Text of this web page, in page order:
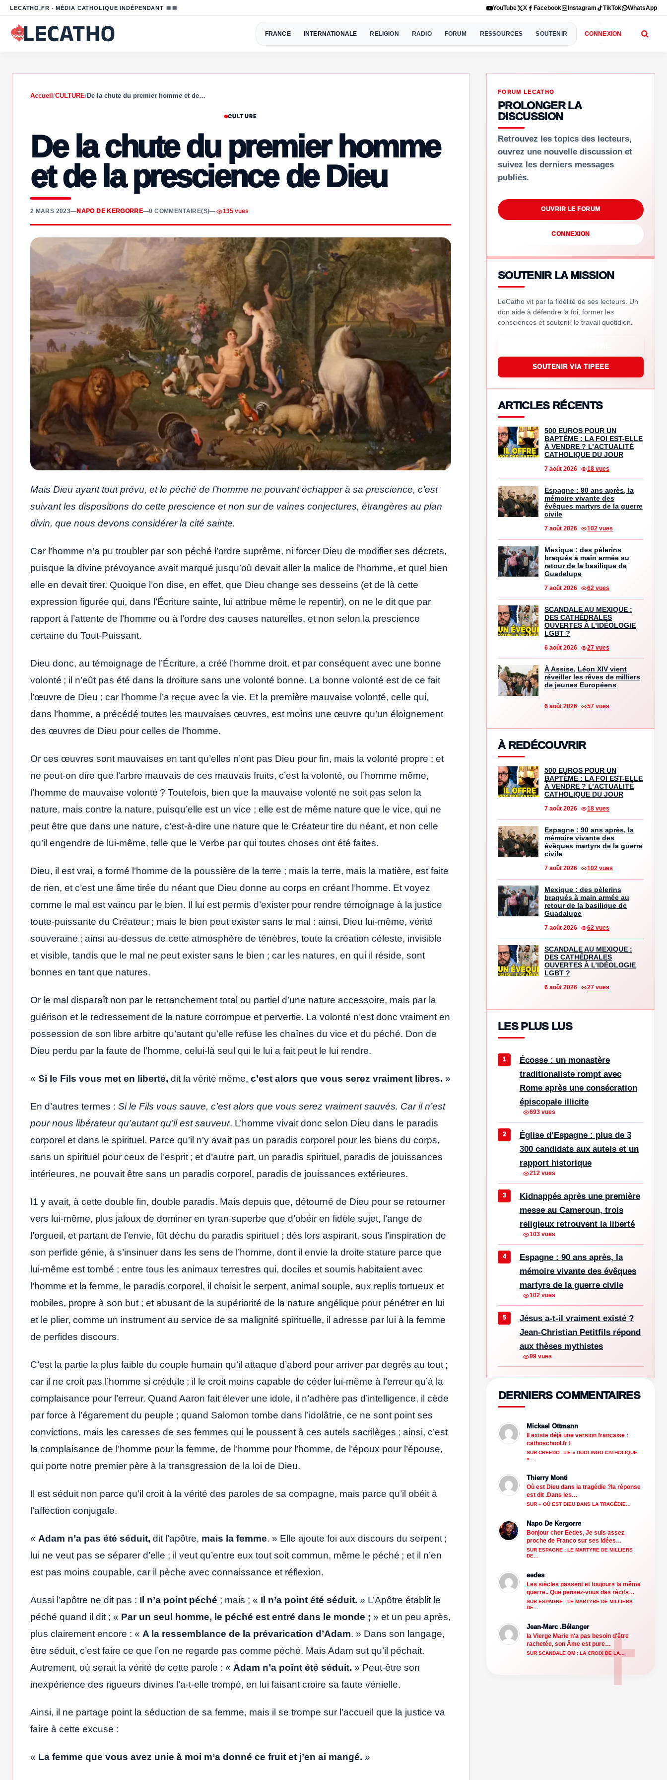
LECATHO.FR - MÉDIA CATHOLIQUE INDÉPENDANT 〓〓 YouTube X Facebook Instagram TikTok WhatsApp
FRANCE INTERNATIONALE RELIGION RADIO FORUM RESSOURCES SOUTENIR CONNEXION
Accueil /CULTURE/De la chute du premier homme et de…
CULTURE
De la chute du premier homme
et de la prescience de Dieu
2 MARS 2023—NAPO DE KERGORRE—0 COMMENTAIRE(S)— 135 vues
Mais Dieu ayant tout prévu, et le péché de l’homme ne pouvant échapper à sa prescience, c’est
suivant les dispositions do cette prescience et non sur de vaines conjectures, étrangères au plan
divin, que nous devons considérer la cité sainte.
Car l’homme n’a pu troubler par son péché l’ordre suprême, ni forcer Dieu de modifier ses décrets,
puisque la divine prévoyance avait marqué jusqu’où devait aller la malice de l’homme, et quel bien
elle en devait tirer. Quoique l’on dise, en effet, que Dieu change ses desseins (et de là cette
expression figurée qui, dans l’Écriture sainte, lui attribue même le repentir), on ne le dit que par
rapport à l’attente de l’homme ou à l’ordre des causes naturelles, et non selon la prescience
certaine du Tout-Puissant.
Dieu donc, au témoignage de l’Écriture, a créé l’homme droit, et par conséquent avec une bonne
volonté ; il n’eût pas été dans la droiture sans une volonté bonne. La bonne volonté est de ce fait
l’œuvre de Dieu ; car l’homme l’a reçue avec la vie. Et la première mauvaise volonté, celle qui,
dans l’homme, a précédé toutes les mauvaises œuvres, est moins une œuvre qu’un éloignement
des œuvres de Dieu pour celles de l’homme.
Or ces œuvres sont mauvaises en tant qu’elles n’ont pas Dieu pour fin, mais la volonté propre : et
ne peut-on dire que l’arbre mauvais de ces mauvais fruits, c’est la volonté, ou l’homme même,
l’homme de mauvaise volonté ? Toutefois, bien que la mauvaise volonté ne soit pas selon la
nature, mais contre la nature, puisqu’elle est un vice ; elle est de même nature que le vice, qui ne
peut être que dans une nature, c’est-à-dire une nature que le Créateur tire du néant, et non celle
qu’il engendre de lui-même, telle que le Verbe par qui toutes choses ont été faites.
Dieu, il est vrai, a formé l’homme de la poussière de la terre ; mais la terre, mais la matière, est faite
de rien, et c’est une âme tirée du néant que Dieu donne au corps en créant l’homme. Et voyez
comme le mal est vaincu par le bien. Il lui est permis d’exister pour rendre témoignage à la justice
toute-puissante du Créateur ; mais le bien peut exister sans le mal : ainsi, Dieu lui-même, vérité
souveraine ; ainsi au-dessus de cette atmosphère de ténèbres, toute la création céleste, invisible
et visible, tandis que le mal ne peut exister sans le bien ; car les natures, en qui il réside, sont
bonnes en tant que natures.
Or le mal disparaît non par le retranchement total ou partiel d’une nature accessoire, mais par la
guérison et le redressement de la nature corrompue et pervertie. La volonté n’est donc vraiment en
possession de son libre arbitre qu’autant qu’elle refuse les chaînes du vice et du péché. Don de
Dieu perdu par la faute de l’homme, celui-là seul qui le lui a fait peut le lui rendre.
« Si le Fils vous met en liberté, dit la vérité même, c’est alors que vous serez vraiment libres. »
En d’autres termes : Si le Fils vous sauve, c’est alors que vous serez vraiment sauvés. Car il n’est
pour nous libérateur qu’autant qu’il est sauveur. L’homme vivait donc selon Dieu dans le paradis
corporel et dans le spirituel. Parce qu’il n’y avait pas un paradis corporel pour les biens du corps,
sans un spirituel pour ceux de l’esprit ; et d’autre part, un paradis spirituel, paradis de jouissances
intérieures, ne pouvait être sans un paradis corporel, paradis de jouissances extérieures.
I1 y avait, à cette double fin, double paradis. Mais depuis que, détourné de Dieu pour se retourner
vers lui-même, plus jaloux de dominer en tyran superbe que d’obéir en fidèle sujet, l’ange de
l’orgueil, et partant de l’envie, fût déchu du paradis spirituel ; dès lors aspirant, sous l’inspiration de
son perfide génie, à s’insinuer dans les sens de l’homme, dont il envie la droite stature parce que
lui-même est tombé ; entre tous les animaux terrestres qui, dociles et soumis habitaient avec
l’homme et la femme, le paradis corporel, il choisit le serpent, animal souple, aux replis tortueux et
mobiles, propre à son but ; et abusant de la supériorité de la nature angélique pour pénétrer en lui
et le plier, comme un instrument au service de sa malignité spirituelle, il adresse par lui à la femme
de perfides discours.
C’est la partie la plus faible du couple humain qu’il attaque d’abord pour arriver par degrés au tout ;
car il ne croit pas l’homme si crédule ; il le croit moins capable de céder lui-même à l’erreur qu’à la
complaisance pour l’erreur. Quand Aaron fait élever une idole, il n’adhère pas d’intelligence, il cède
par force à l’égarement du peuple ; quand Salomon tombe dans l’idolâtrie, ce ne sont point ses
convictions, mais les caresses de ses femmes qui le poussent à ces autels sacrilèges ; ainsi, c’est
la complaisance de l’homme pour la femme, de l’homme pour l’homme, de l’époux pour l’épouse,
qui porte notre premier père à la transgression de la loi de Dieu.
Il est séduit non parce qu’il croit à la vérité des paroles de sa compagne, mais parce qu’il obéit à
l’affection conjugale.
« Adam n’a pas été séduit, dit l’apôtre, mais la femme. » Elle ajoute foi aux discours du serpent ;
lui ne veut pas se séparer d’elle ; il veut qu’entre eux tout soit commun, même le péché ; et il n’en
est pas moins coupable, car il pèche avec connaissance et réflexion.
Aussi l’apôtre ne dit pas : Il n’a point péché ; mais ; « Il n’a point été séduit. » L’Apôtre établit le
péché quand il dit ; « Par un seul homme, le péché est entré dans le monde ; » et un peu après,
plus clairement encore : « A la ressemblance de la prévarication d’Adam. » Dans son langage,
être séduit, c’est faire ce que l’on ne regarde pas comme péché. Mais Adam sut qu’il péchait.
Autrement, où serait la vérité de cette parole : « Adam n’a point été séduit. » Peut-être son
inexpérience des rigueurs divines l’a-t-elle trompé, en lui faisant croire sa faute vénielle.
Ainsi, il ne partage point la séduction de sa femme, mais il se trompe sur l’accueil que la justice va
faire à cette excuse :
« La femme que vous avez unie à moi m’a donné ce fruit et j’en ai mangé. »
FORUM LECATHO
PROLONGER LA
DISCUSSION
Retrouvez les topics des lecteurs,
ouvrez une nouvelle discussion et
suivez les derniers messages
publiés.
OUVRIR LE FORUM
CONNEXION
SOUTENIR LA MISSION
LeCatho vit par la fidélité de ses lecteurs. Un
don aide à défendre la foi, former les
consciences et soutenir le travail quotidien.
SOUTENIR VIA TIPEEE
ARTICLES RÉCENTS
500 EUROS POUR UN
BAPTÊME : LA FOI EST-ELLE
À VENDRE ? L’ACTUALITÉ
CATHOLIQUE DU JOUR
7 août 2026 18 vues
Espagne : 90 ans après, la
mémoire vivante des
évêques martyrs de la guerre
civile
7 août 2026 102 vues
Mexique : des pèlerins
braqués à main armée au
retour de la basilique de
Guadalupe
7 août 2026 62 vues
SCANDALE AU MEXIQUE :
DES CATHÉDRALES
OUVERTES À L’IDÉOLOGIE
LGBT ?
6 août 2026 27 vues
À Assise, Léon XIV vient
réveiller les rêves de milliers
de jeunes Européens
6 août 2026 57 vues
À REDÉCOUVRIR
500 EUROS POUR UN
BAPTÊME : LA FOI EST-ELLE
À VENDRE ? L’ACTUALITÉ
CATHOLIQUE DU JOUR
7 août 2026 18 vues
Espagne : 90 ans après, la
mémoire vivante des
évêques martyrs de la guerre
civile
7 août 2026 102 vues
Mexique : des pèlerins
braqués à main armée au
retour de la basilique de
Guadalupe
7 août 2026 62 vues
SCANDALE AU MEXIQUE :
DES CATHÉDRALES
OUVERTES À L’IDÉOLOGIE
LGBT ?
6 août 2026 27 vues
LES PLUS LUS
Écosse : un monastère
traditionaliste rompt avec
Rome après une consécration
épiscopale illicite
693 vues
Église d’Espagne : plus de 3
300 candidats aux autels et un
rapport historique
212 vues
Kidnappés après une première
messe au Cameroun, trois
religieux retrouvent la liberté
103 vues
Espagne : 90 ans après, la
mémoire vivante des évêques
martyrs de la guerre civile
102 vues
Jésus a-t-il vraiment existé ?
Jean-Christian Petitfils répond
aux thèses mythistes
99 vues
DERNIERS COMMENTAIRES
Mickael Ottmann
Il existe déjà une version française :
cathoschool.fr !
SUR CREEDO : LE « DUOLINGO CATHOLIQUE
»…
Thierry Monti
Où est Dieu dans la tragédie ?la réponse
est dit .Dans les…
SUR « OÙ EST DIEU DANS LA TRAGÉDIE…
Napo De Kergorre
Bonjour cher Eedes, Je suis assez
proche de Franco sur ses idées…
SUR ESPAGNE : LE MARTYRE DE MILLIERS
DE…
eedes
Les siècles passent et toujours la même
guerre.. Que pensez-vous des récits…
SUR ESPAGNE : LE MARTYRE DE MILLIERS
DE…
Jean-Marc .Bélanger
la Vierge Marie n'a pas besoin d'être
rachetée, son Âme est pure…
SUR SCANDALE OM : LA CROIX DE LA…